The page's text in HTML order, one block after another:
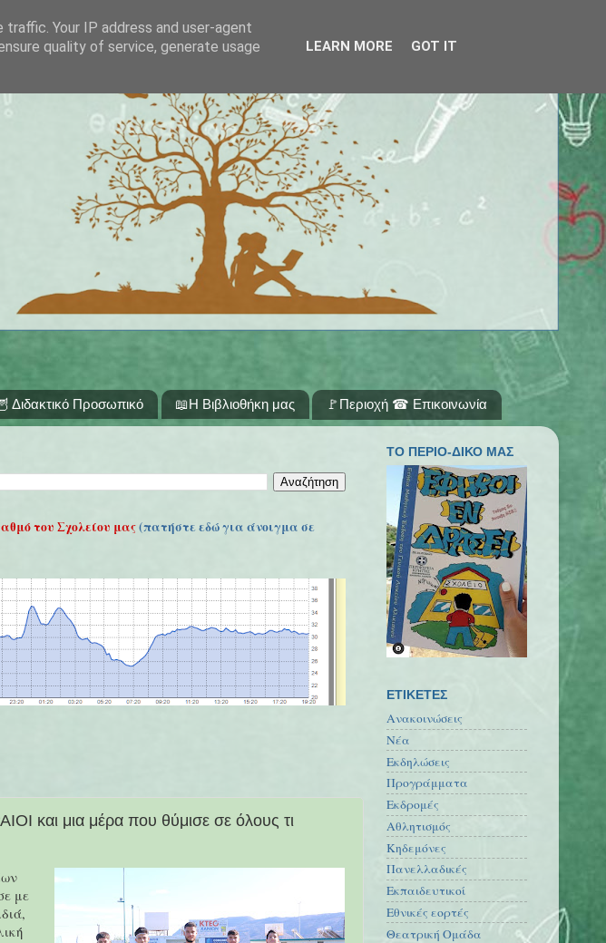
Διδακτικό Προσωπικό 📖Η Βιβλιοθήκη μας 🚩Περιοχή ☎ Επικοινωνία
του Σχολείου μας(πατήστε εδώ για άνοιγμα σε
και μια μέρα που θύμισε σε όλους τι
με
ΤΟ ΠΕΡΙΟ-ΔΙΚΟ ΜΑΣ
ΕΤΙΚΕΤΕΣ
Ανακοινώσεις
Νέα
Εκδηλώσεις
Προγράμματα
Εκδρομές
Αθλητισμός
Κηδεμόνες
Πανελλαδικές
Εκπαιδευτικοί
Εθνικές εορτές
Θεατρική Ομάδα
Your IP address and user-agent
quality of service, generate usage
LEARN MORE GOT IT